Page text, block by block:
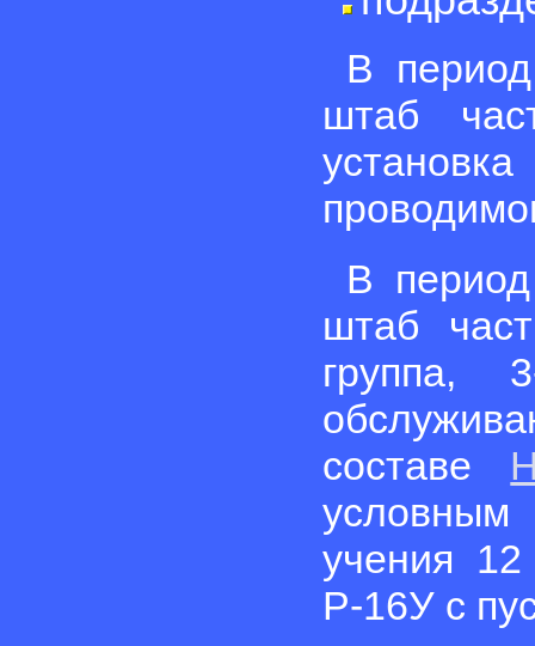
В
штаб
В
штаб
группа,
составе
учения
Р-16У с